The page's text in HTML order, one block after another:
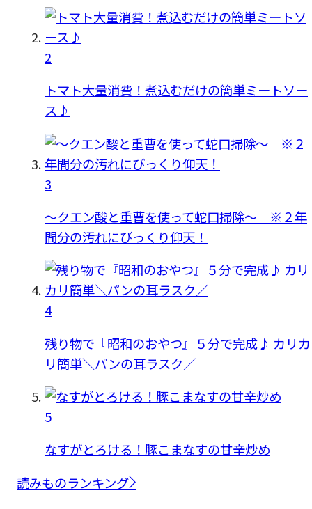
2
トマト大量消費！煮込むだけの簡単ミートソー
ス♪
3
〜クエン酸と重曹を使って蛇口掃除〜 ※２年
間分の汚れにびっくり仰天！
4
残り物で『昭和のおやつ』５分で完成♪ カリカ
リ簡単＼パンの耳ラスク／
5
なすがとろける！豚こまなすの甘辛炒め
読みものランキング